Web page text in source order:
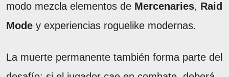
modo mezcla elementos de Mercenaries, Raid
Mode y experiencias roguelike modernas.
La muerte permanente también forma parte del